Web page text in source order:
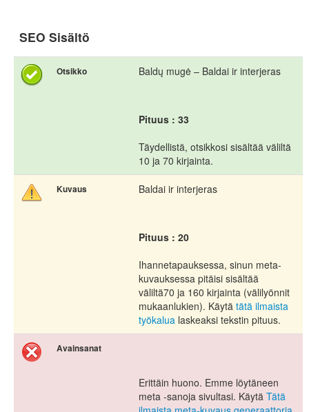
SEO Sisältö
Otsikko Baldų mugė – Baldai ir interjeras
Pituus : 33
Täydellistä, otsikkosi sisältää väliltä
10 ja 70 kirjainta.
Kuvaus Baldai ir interjeras
Pituus : 20
Ihannetapauksessa, sinun meta-
kuvauksessa pitäisi sisältää
väliltä70 ja 160 kirjainta (välilyönnit
mukaanlukien). Käytä tätä ilmaista
työkalua laskeaksi tekstin pituus.
Avainsanat
Erittäin huono. Emme löytäneen
meta -sanoja sivultasi. Käytä Tätä